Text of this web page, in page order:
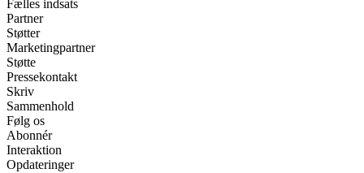
Fælles indsats
Partner
Støtter
Marketingpartner
Støtte
Pressekontakt
Skriv
Sammenhold
Følg os
Abonnér
Interaktion
Opdateringer